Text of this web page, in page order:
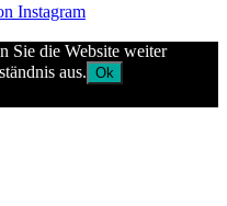
Sie die Website weiter
aus. Ok